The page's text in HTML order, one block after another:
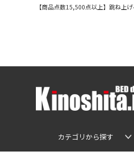
【商品点数15,500点以上】跳ね
カテゴリから探す